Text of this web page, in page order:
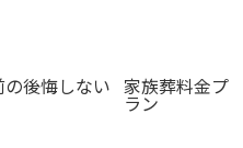
後悔しない 家族葬料金プ
ラン